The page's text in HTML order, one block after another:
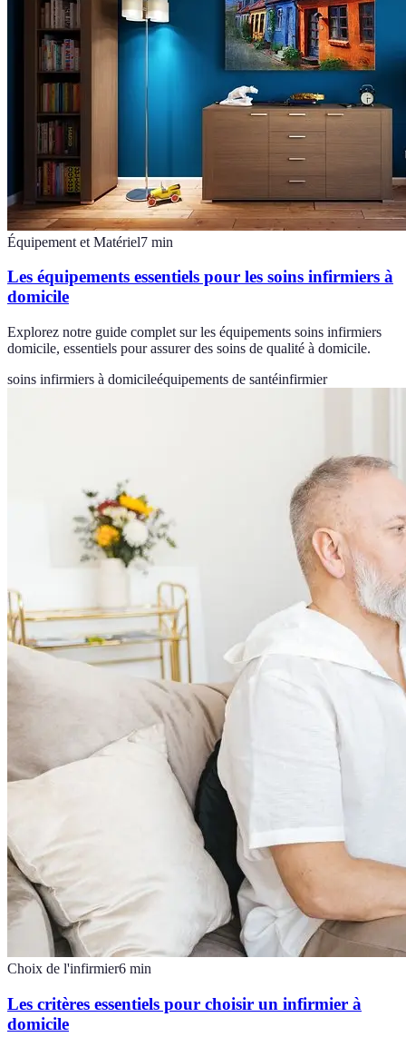
Équipement et Matériel7 min
Les équipements essentiels pour les soins infirmiers à
domicile
Explorez notre guide complet sur les équipements soins infirmiers
domicile, essentiels pour assurer des soins de qualité à domicile.
soins infirmiers à domicileéquipements de santéinfirmier
Choix de l'infirmier6 min
Les critères essentiels pour choisir un infirmier à
domicile